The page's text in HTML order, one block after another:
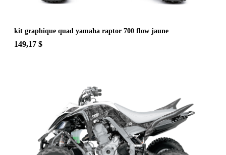
kit graphique quad yamaha raptor 700 flow jaune
149,17 $